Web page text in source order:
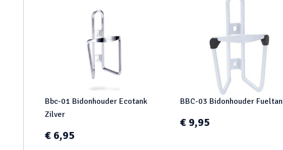
Bbc-01 Bidonhouder Ecotank
Zilver
€ 6,95
BBC-03 Bidonhouder
€ 9,95